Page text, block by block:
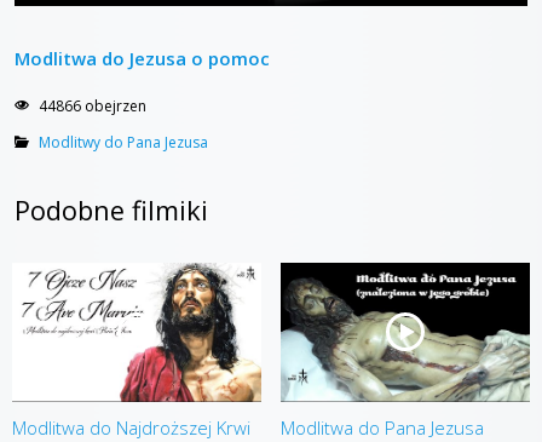
Modlitwa do Jezusa o pomoc
44866 obejrzen
Modlitwy do Pana Jezusa
Podobne filmiki
Modlitwa do Najdroższej Krwi
Modlitwa do Pana Jezusa